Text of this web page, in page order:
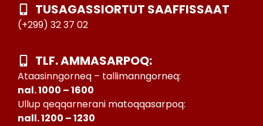
TUSAGASSIORTUT SAAFFISSAAT
(+299) 32 37 02
TLF. AMMASARPOQ:
Ataasinngorneq – tallimanngorneq:
nal. 1000 – 1600
Ullup qeqqarnerani matoqqasarpoq:
nall. 1200 – 1230